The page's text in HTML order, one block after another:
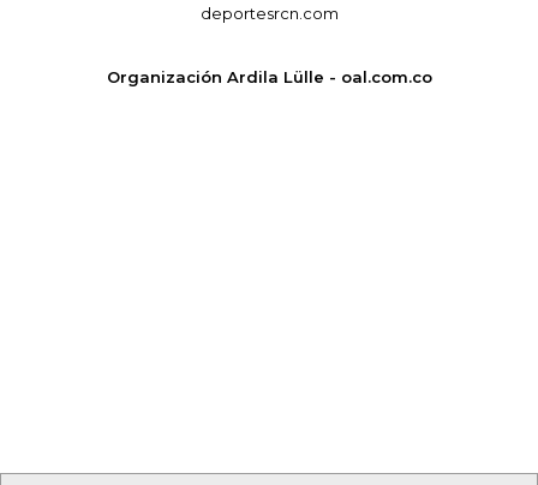
deportesrcn.com
Organización Ardila Lülle - oal.com.co